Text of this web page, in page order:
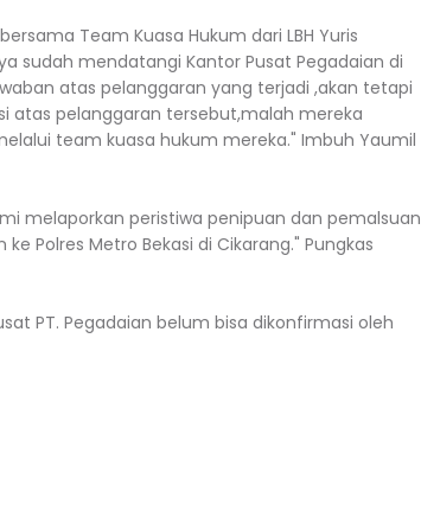
Team Kuasa Hukum dari LBH Yuris
sudah mendatangi Kantor Pusat Pegadaian di
atas pelanggaran yang terjadi ,akan tetapi
atas pelanggaran tersebut,malah mereka
team kuasa hukum mereka." Imbuh Yaumil
melaporkan peristiwa penipuan dan pemalsuan
Polres Metro Bekasi di Cikarang." Pungkas
PT. Pegadaian belum bisa dikonfirmasi oleh